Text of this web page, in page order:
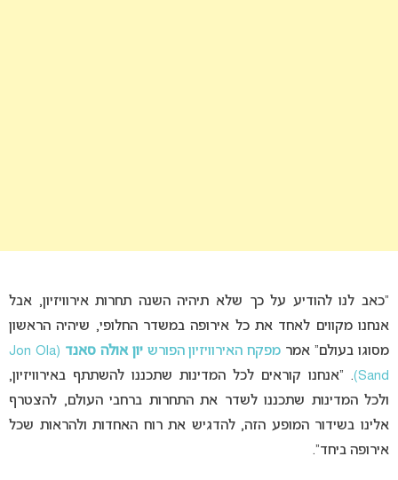
“כאב לנו להודיע על כך שלא תיהיה השנה תחרות אירוויזיון, אבל
אנחנו מקווים לאחד את כל אירופה במשדר החלופי, שיהיה הראשון
מסוגו בעולם” אמר מפקח האירוויזיון הפורשיון אולה סאנד
(Jon Ola
Sand) . “אנחנו קוראים לכל המדינות שתכננו להשתתף באירוויזיון,
ולכל המדינות שתכננו לשדר את התחרות ברחבי העולם, להצטרף
אלינו בשידור המופע הזה, להדגיש את רוח האחדות ולהראות שכל
אירופה ביחד”.